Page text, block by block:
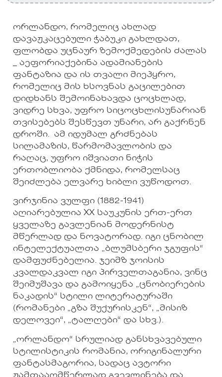
ორლანდო, რომელიც ახლად
დავაჟკაცებული ჭაბუკი გახლდათ,
ფლობდა უცნაურ ზემოქმედების ძალას
_ აეფორიაქებინა ადამიანების
ფანტაზია და ის თვალი მიეპყრო,
რომელიც მის ხსოვნას გაცილებით
დიდხანს შემოინახავდა ცოცხლად,
ვიდრე სხვა, უფრო სიცოცხლისუნარიან
თვისებებს შესწევთ უნარი, არ გაქრნენ
დროში. ამ იდუმალ გრძნებას
სილამაზის, წარმომავლობის და
რაღაც, უფრო იშვიათი ნიჭის
ერთობლიობა ქმნიდა, რომელსაც
შეიძლება ელვარე ხიბლი ვუწოდოთ.
ვირჯინია ვულფი (1882-1941)
აღიარებულია XX საუკუნის ერთ-ერთ
ყველაზე გავლენიან მოდერნისტ
მწერლად და ნოვატორად. იგი ცნობილ
ინტელექტუალთა „ბლუმსბერი ჯგუფის“
დამფუძნებელია. ჯეიმზ ჯოისის
კვალდაკვალ იგი პირველთაგანია, ვინც
შეიმუშავა და გამოიყენა „ცნობიერების
ნაკადის“ სტილი ლიტერატურაში
(რომანები „გზა შუქურისკენ“, „მისიზ
დელოვეი“, „ტალღები“ და სხვ.).
„ორლანდო“ სრულიად განსხვავებული
სტილისტიკის რომანია, ორიგინალური
ფანტასმაგორია, სადაც ავტორი
ჟამთააღმწერლად გვევლინება და